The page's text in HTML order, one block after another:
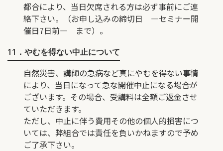
都合により、当日欠席される方は必ず事前にご連
絡下さい。（お申し込みの締切日 ―セミナー開
催日7日前― まで）。
11．やむを得ない中止について
自然災害、講師の急病など真にやむを得ない事情
により、当日になって急な開催中止になる場合が
ございます。その場合、受講料は全額ご返金させ
ていただきます。
ただし、中止に伴う費用その他の個人的損害につ
いては、弊組合では責任を負いかねますので予め
ご了承下さい。